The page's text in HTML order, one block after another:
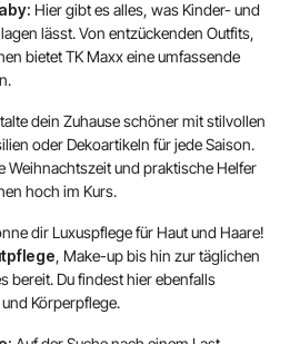
Hier gibt es alles, was Kinder- und
lässt. Von entzückenden Outfits,
bietet TK Maxx eine umfassende
dein Zuhause schöner mit stilvollen
oder Dekoartikeln für jede Saison.
Weihnachtszeit und praktische Helfer
hoch im Kurs.
dir Luxuspflege für Haut und Haare!
, Make-up bis hin zur täglichen
bereit. Du findest hier ebenfalls
Körperpflege.